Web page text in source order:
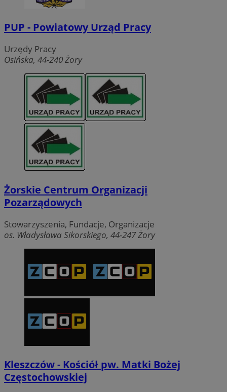
PUP - Powiatowy Urząd Pracy
Urzędy Pracy
Osińska, 44-240 Żory
Żorskie Centrum Organizacji
Pozarządowych
Stowarzyszenia, Fundacje, Organizacje
os. Władysława Sikorskiego, 44-247 Żory
Kleszczów - Kościół pw. Matki Bożej
Częstochowskiej